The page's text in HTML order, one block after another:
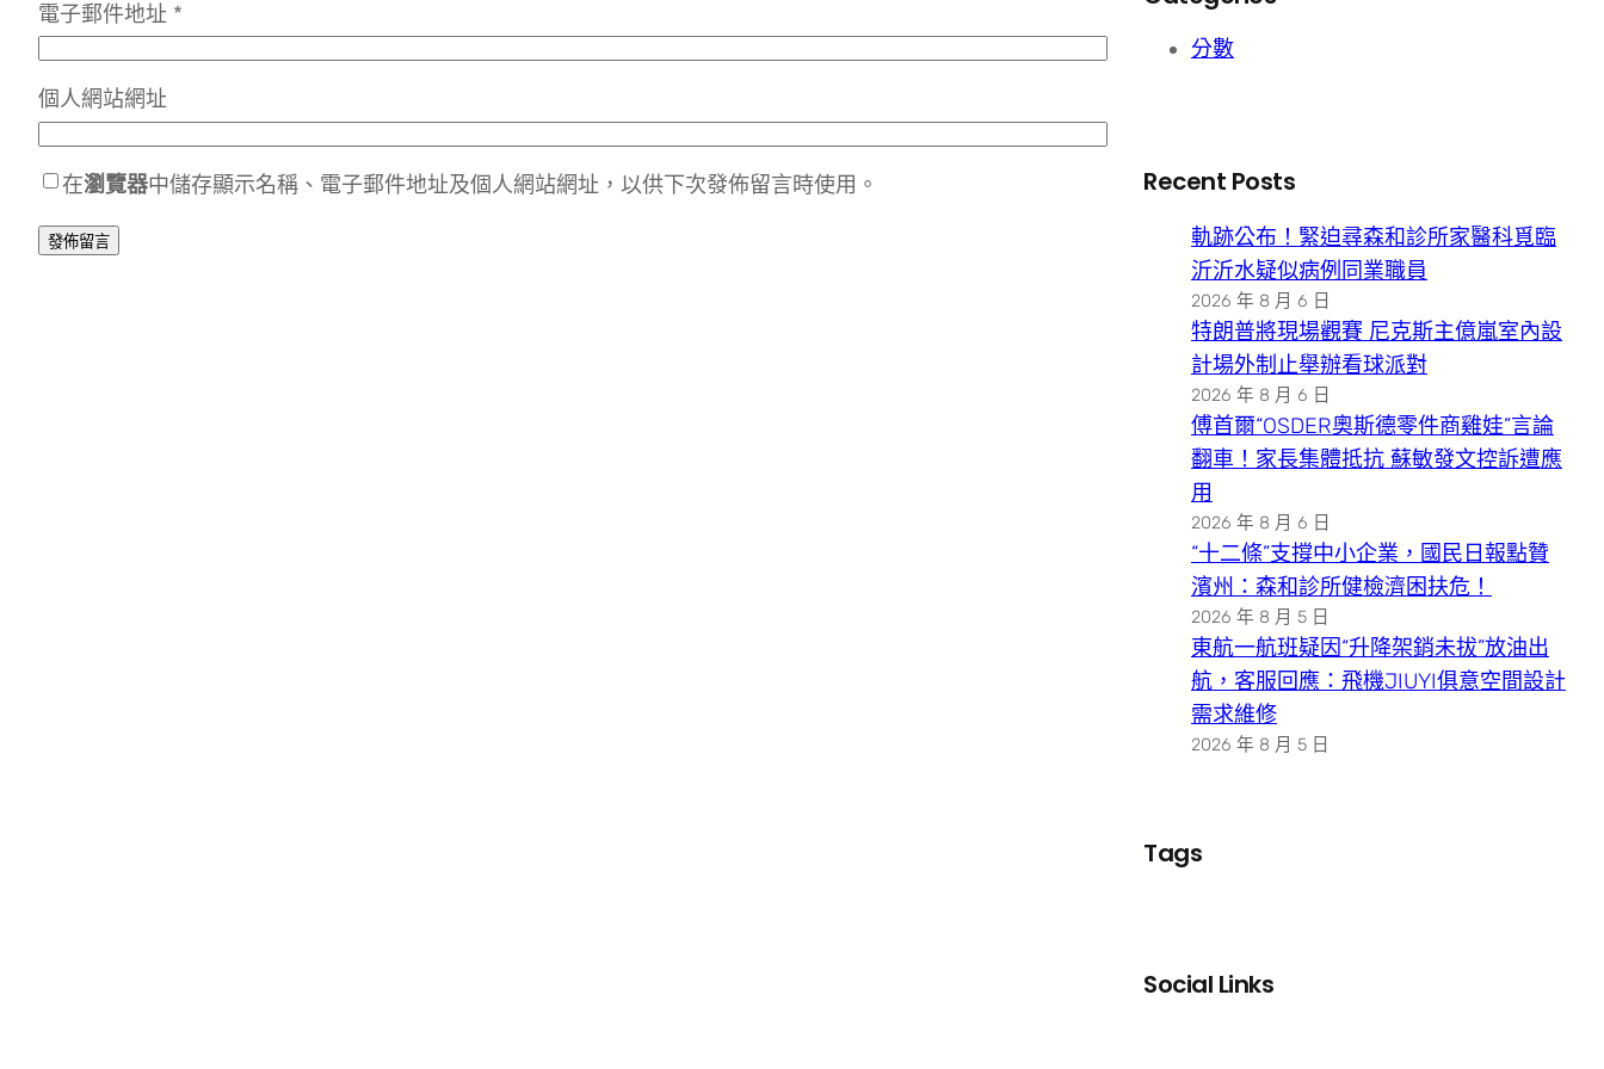
電子郵件地址 *
個人網站網址
在瀏覽器中儲存顯示名稱、電子郵件地址及個人網站網址，以供下次發佈留言時使用。
分數
Recent Posts
軌跡公布！緊迫尋森和診所家醫科覓臨
沂沂水疑似病例同業職員
2026 年 8 月 6 日
特朗普將現場觀賽 尼克斯主億嵐室內設
計場外制止舉辦看球派對
2026 年 8 月 6 日
傅首爾“OSDER奧斯德零件商雞娃”言論
翻車！家長集體抵抗 蘇敏發文控訴遭應
用
2026 年 8 月 6 日
“十二條”支撐中小企業，國民日報點贊
濱州：森和診所健檢濟困扶危！
2026 年 8 月 5 日
東航一航班疑因“升降架銷未拔”放油出
航，客服回應：飛機JIUYI俱意空間設計
需求維修
2026 年 8 月 5 日
Tags
Social Links